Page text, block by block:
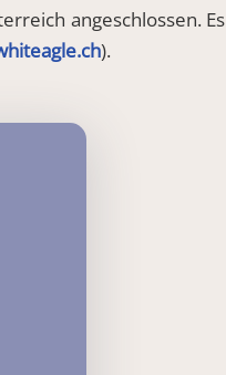
angeschlossen. Es
).